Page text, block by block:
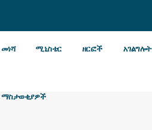
መነሻ ሚኒስቴር ዘርፎች አገልግሎት
ማስታወቂያዎች